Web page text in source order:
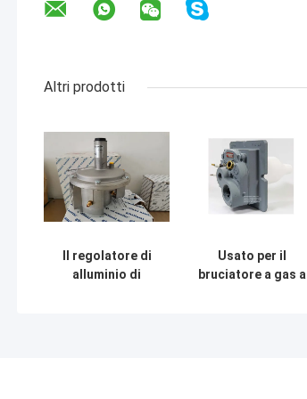
Altri prodotti
Il regolatore di
alluminio di
Usato per il
bruciatore a gas a